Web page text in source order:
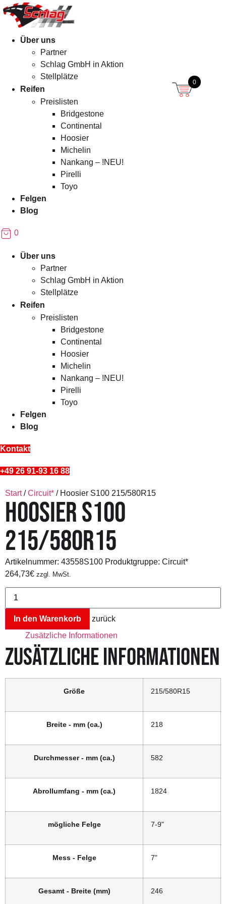
Menü Über uns
Partner
Schlag GmbH in Aktion
Stellplätze
Reifen
Preislisten
Bridgestone
Continental
Hoosier
Michelin
Nankang – !NEU!
Pirelli
Toyo
Felgen
Blog
0
Menü Über uns
Partner
Schlag GmbH in Aktion
Stellplätze
Reifen
Preislisten
Bridgestone
Continental
Hoosier
Michelin
Nankang – !NEU!
Pirelli
Toyo
Felgen
Blog
Kontakt
+49 26 91-93 16 88
Start/Circuit* / Hoosier S100 215/580R15
HOOSIER S100
215/580R15
Artikelnummer: 43558S100 Produktgruppe: Circuit*
264,73€ zzgl. MwSt.
Hoosier
S100
215/580R15
Menge
In den Warenkorb
zurück
Zusätzliche Informationen
ZUSÄTZLICHE INFORMATIONEN
Größe 215/580R15
Breite - mm (ca.) 218
Durchmesser - mm (ca.) 582
Abrollumfang - mm (ca.) 1824
mögliche Felge 7-9"
Mess - Felge 7"
Gesamt - Breite (mm) 246
0